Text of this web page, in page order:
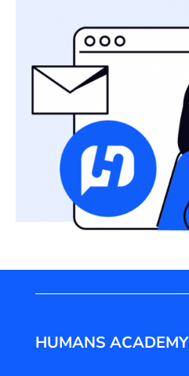
HUMANS ACADEMY